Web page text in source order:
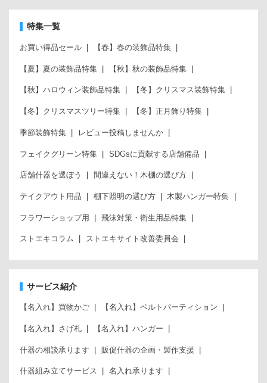
特集一覧
お買い得品セール 【春】春の装飾品特集
【夏】夏の装飾品特集 【秋】秋の装飾品特集
【秋】ハロウィン装飾品特集 【冬】クリスマス装飾特集
【冬】クリスマスツリー特集 【冬】正月飾り特集
季節装飾特集 レビュー投稿しませんか
フェイクグリーン特集 SDGsに貢献する店舗備品
店舗什器を選ぼう 間違えない！木棚の選び方
テイクアウト用品 棚下照明の選び方 木製ハンガー特集
フラワーショップ用 飛沫対策・衛生用品特集
ストエキコラム ストエキサイト改善委員会
サービス紹介
【名入れ】買物かご 【名入れ】ベルトパーティション
【名入れ】さげ札 【名入れ】ハンガー
什器の相談承ります 販促什器の企画・製作支援
什器組み立てサービス 名入れ承ります